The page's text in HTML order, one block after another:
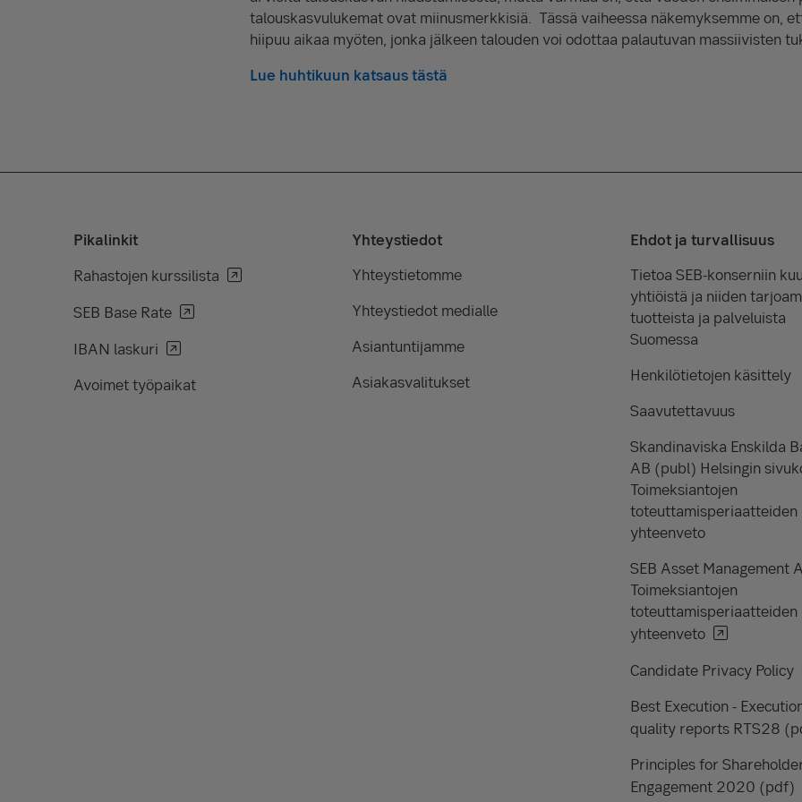
talouskasvulukemat ovat miinusmerkkisiä. Tässä vaiheessa näkemyksemme on,
hiipuu aikaa myöten, jonka jälkeen talouden voi odottaa palautuvan massiivisten
Lue huhtikuun katsaus tästä
Pikalinkit
Rahastojen kurssilista
SEB Base Rate
IBAN laskuri
Avoimet työpaikat
Yhteystiedot
Yhteystietomme
Yhteystiedot medialle
Asiantuntijamme
Asiakasvalitukset
Ehdot ja turvallisuus
Tietoa SEB-konserniin
yhtiöistä ja niiden
tuotteista ja palveluista
Suomessa
Henkilötietojen käsittely
Saavutettavuus
Skandinaviska Enskilda
AB (publ) Helsingin
Toimeksiantojen
toteuttamisperiaatteiden
yhteenveto
SEB Asset Management
Toimeksiantojen
toteuttamisperiaatteiden
yhteenveto
Candidate Privacy Policy
Best Execution -
quality reports RTS28
Principles for
Engagement 2020 (pdf)